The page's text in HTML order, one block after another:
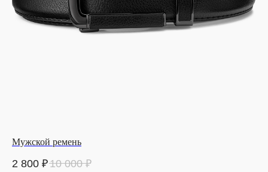
Мужской ремень
2 800 ₽10 000 ₽